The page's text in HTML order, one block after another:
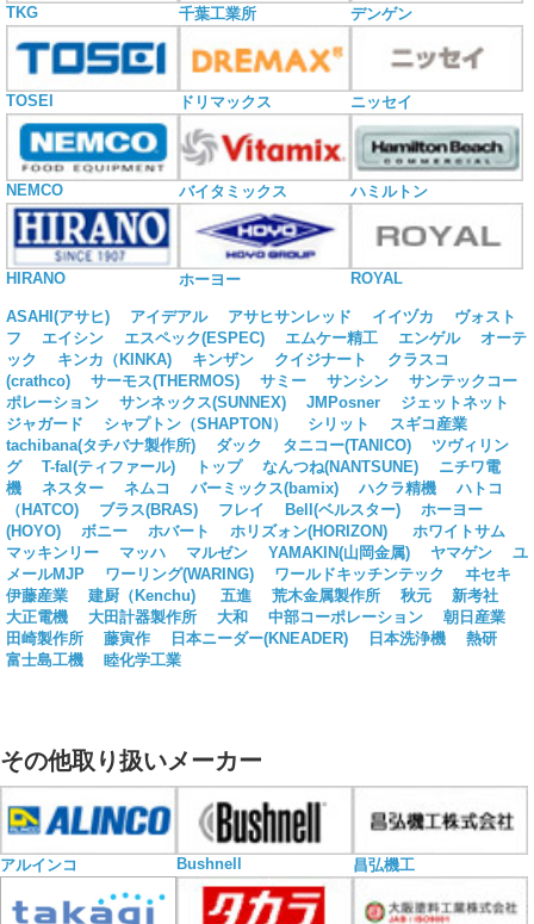
TKG 千葉工業所 デンゲン
TOSEI ドリマックス ニッセイ
NEMCO バイタミックス ハミルトン
HIRANO ホーヨー ROYAL
ASAHI(アサヒ) アイデアル アサヒサンレッド イイヅカ
ヴォスト
フ
エイシン エスペック(ESPEC) エムケー精工 エンゲル
オーテ
ック
キンカ（KINKA) キンザン クイジナート
クラスコ
(crathco)
サーモス(THERMOS) サミー サンシン
サンテックコー
ポレーション
サンネックス(SUNNEX) JMPosner
ジェットネット
ジャガード
シャプトン（SHAPTON） シリット
スギコ産業
tachibana(タチバナ製作所)
ダック タニコー(TANICO)
ツヴィリン
グ
T-fal(ティファール) トップ なんつね(NANTSUNE)
ニチワ電
機
ネスター ネムコ バーミックス(bamix) ハクラ精機
ハトコ
（HATCO)
ブラス(BRAS) フレイ Bell(ベルスター)
ホーヨー
(HOYO)
ボニー ホバート ホリズォン(HORIZON)
ホワイトサム
マッキンリー
マッハ マルゼン YAMAKIN(山岡金属) ヤマゲン
ユ
メールMJP
ワーリング(WARING) ワールドキッチンテック
ヰセキ
伊藤産業
建厨（Kenchu) 五進 荒木金属製作所 秋元
新考社
大正電機
大田計器製作所 大和 中部コーポレーション
朝日産業
田崎製作所
藤寅作 日本ニーダー(KNEADER) 日本洗浄機
熱研
富士島工機
睦化学工業
その他取り扱いメーカー
アルインコ Bushnell 昌弘機工